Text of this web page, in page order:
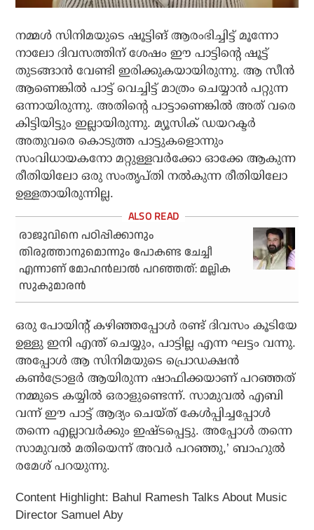
നമ്മള്‍ സിനിമയുടെ ഷൂട്ടിങ് ആരംഭിച്ചിട്ട് മൂന്നോ
നാലോ ദിവസത്തിന് ശേഷം ഈ പാട്ടിന്റെ ഷൂട്ട്
തുടങ്ങാന്‍ വേണ്ടി ഇരിക്കുകയായിരുന്നു. ആ സീന്‍
ആണെങ്കില്‍ പാട്ട് വെച്ചിട്ട് മാത്രം ചെയ്യാന്‍ പറ്റുന്ന
ഒന്നായിരുന്നു. അതിന്റെ പാട്ടാണെങ്കില്‍ അത് വരെ
കിട്ടിയിട്ടും ഇല്ലായിരുന്നു. മ്യൂസിക് ഡയറക്ടര്‍
അതുവരെ കൊടുത്ത പാട്ടുകളൊന്നും
സംവിധായകനോ മറ്റുള്ളവര്‍ക്കോ ഓക്കേ ആകുന്ന
രീതിയിലോ ഒരു സംതൃപ്തി നല്‍കുന്ന രീതിയിലോ
ഉള്ളതായിരുന്നില്ല.
രാജുവിനെ പഠിപ്പിക്കാനും
തിരുത്താനുമൊന്നും പോകണ്ട ചേച്ചീ
എന്നാണ് മോഹന്‍ലാല്‍ പറഞ്ഞത്: മല്ലിക
സുകുമാരന്‍
ഒരു പോയിന്റ് കഴിഞ്ഞപ്പോള്‍ രണ്ട് ദിവസം കൂടിയേ
ഉള്ളു ഇനി എന്ത് ചെയ്യും, പാട്ടില്ല എന്ന ഘട്ടം വന്നു.
അപ്പോള്‍ ആ സിനിമയുടെ പ്രൊഡക്ഷന്‍
കണ്‍ട്രോളര്‍ ആയിരുന്ന ഷാഫിക്കയാണ് പറഞ്ഞത്
നമ്മുടെ കയ്യില്‍ ഒരാളുണ്ടെന്ന്. സാമുവല്‍ എബി
വന്ന് ഈ പാട്ട് ആദ്യം ചെയ്ത് കേള്‍പ്പിച്ചപ്പോള്‍
തന്നെ എല്ലാവര്‍ക്കും ഇഷ്ടപ്പെട്ടു. അപ്പോള്‍ തന്നെ
സാമുവല്‍ മതിയെന്ന് അവര്‍ പറഞ്ഞു,’ ബാഹുല്‍
രമേശ് പറയുന്നു.
Content Highlight: Bahul Ramesh Talks About Music
Director Samuel Aby